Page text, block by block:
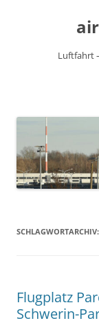
Luftfahrt
SCHLAGWORTARCHIV:
Flugplatz
Schwerin-